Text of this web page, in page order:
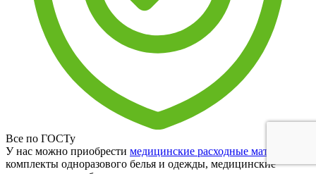
Все по ГОСТу
У нас можно приобрести медицинские расходные материалы
комплекты одноразового белья и одежды, медицинские